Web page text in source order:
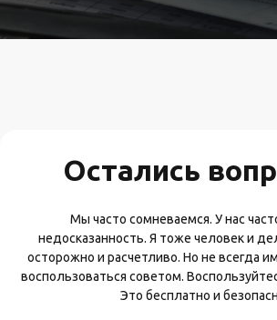
Остались
Мы часто сомневаемся. У нас
недосказанность. Я тоже человек и
осторожно и расчетливо. Но не всегда
воспользоваться советом.
Это бесплатно и